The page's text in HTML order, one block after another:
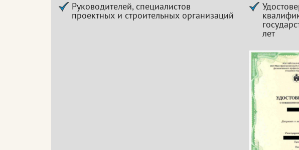
Руководителей, специалистов
проектных и строительных организаций
лет